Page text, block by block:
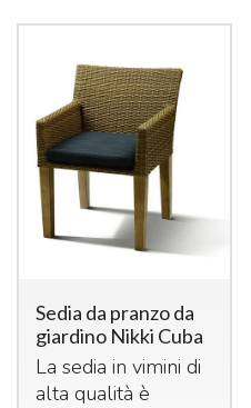
Sedia da pranzo da
giardino Nikki Cuba
La sedia in vimini di
alta qualità è